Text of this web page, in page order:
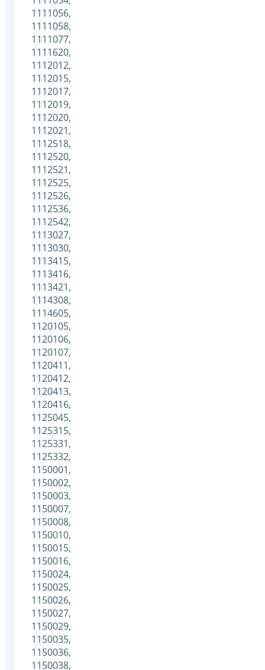
1111056,
1111058,
1111077,
1111620,
1112012,
1112015,
1112017,
1112019,
1112020,
1112021,
1112518,
1112520,
1112521,
1112525,
1112526,
1112536,
1112542,
1113027,
1113030,
1113415,
1113416,
1113421,
1114308,
1114605,
1120105,
1120106,
1120107,
1120411,
1120412,
1120413,
1120416,
1125045,
1125315,
1125331,
1125332,
1150001,
1150002,
1150003,
1150007,
1150008,
1150010,
1150015,
1150016,
1150024,
1150025,
1150026,
1150027,
1150029,
1150035,
1150036,
1150038,